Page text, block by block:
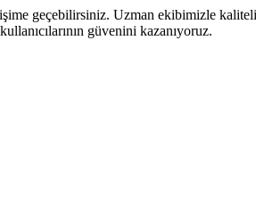
geçebilirsiniz. Uzman ekibimizle
güvenini kazanıyoruz.